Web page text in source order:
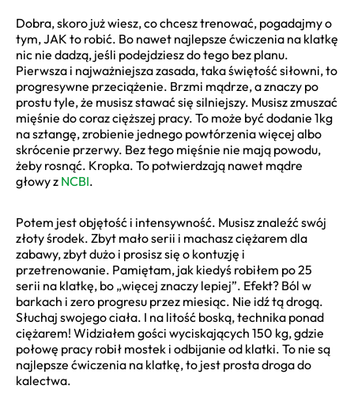
Dobra, skoro już wiesz, co chcesz trenować, pogadajmy o
tym, JAK to robić. Bo nawet najlepsze ćwiczenia na klatkę
nic nie dadzą, jeśli podejdziesz do tego bez planu.
Pierwsza i najważniejsza zasada, taka świętość siłowni, to
progresywne przeciążenie. Brzmi mądrze, a znaczy po
prostu tyle, że musisz stawać się silniejszy. Musisz zmuszać
mięśnie do coraz cięższej pracy. To może być dodanie 1kg
na sztangę, zrobienie jednego powtórzenia więcej albo
skrócenie przerwy. Bez tego mięśnie nie mają powodu,
żeby rosnąć. Kropka. To potwierdzają nawet mądre
głowy z NCBI.
Potem jest objętość i intensywność. Musisz znaleźć swój
złoty środek. Zbyt mało serii i machasz ciężarem dla
zabawy, zbyt dużo i prosisz się o kontuzję i
przetrenowanie. Pamiętam, jak kiedyś robiłem po 25
serii na klatkę, bo „więcej znaczy lepiej”. Efekt? Ból w
barkach i zero progresu przez miesiąc. Nie idź tą drogą.
Słuchaj swojego ciała. I na litość boską, technika ponad
ciężarem! Widziałem gości wyciskających 150 kg, gdzie
połowę pracy robił mostek i odbijanie od klatki. To nie są
najlepsze ćwiczenia na klatkę, to jest prosta droga do
kalectwa.